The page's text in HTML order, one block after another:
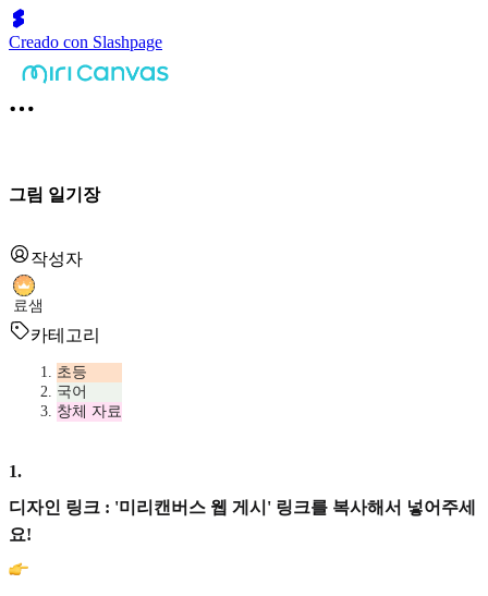
Creado con Slashpage
그림 일기장
작성자
료샘
카테고리
초등
국어
창체 자료
1.
디자인 링크 : '미리캔버스 웹 게시' 링크를 복사해서 넣어주세
요!